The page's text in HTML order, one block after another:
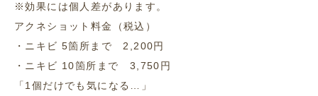
※効果には個人差があります。
アクネショット料金（税込）
・ニキビ 5箇所まで 2,200円
・ニキビ 10箇所まで 3,750円
「1個だけでも気になる…」